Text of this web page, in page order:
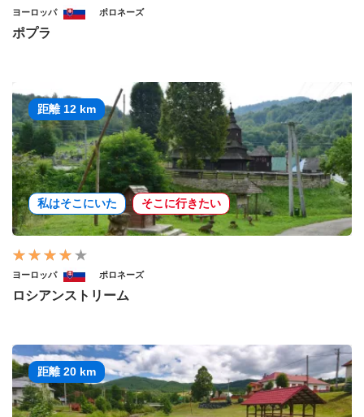
ヨーロッパ ポロネーズ
ポプラ
距離 12 km
私はそこにいた そこに行きたい
ヨーロッパ ポロネーズ
ロシアンストリーム
距離 20 km